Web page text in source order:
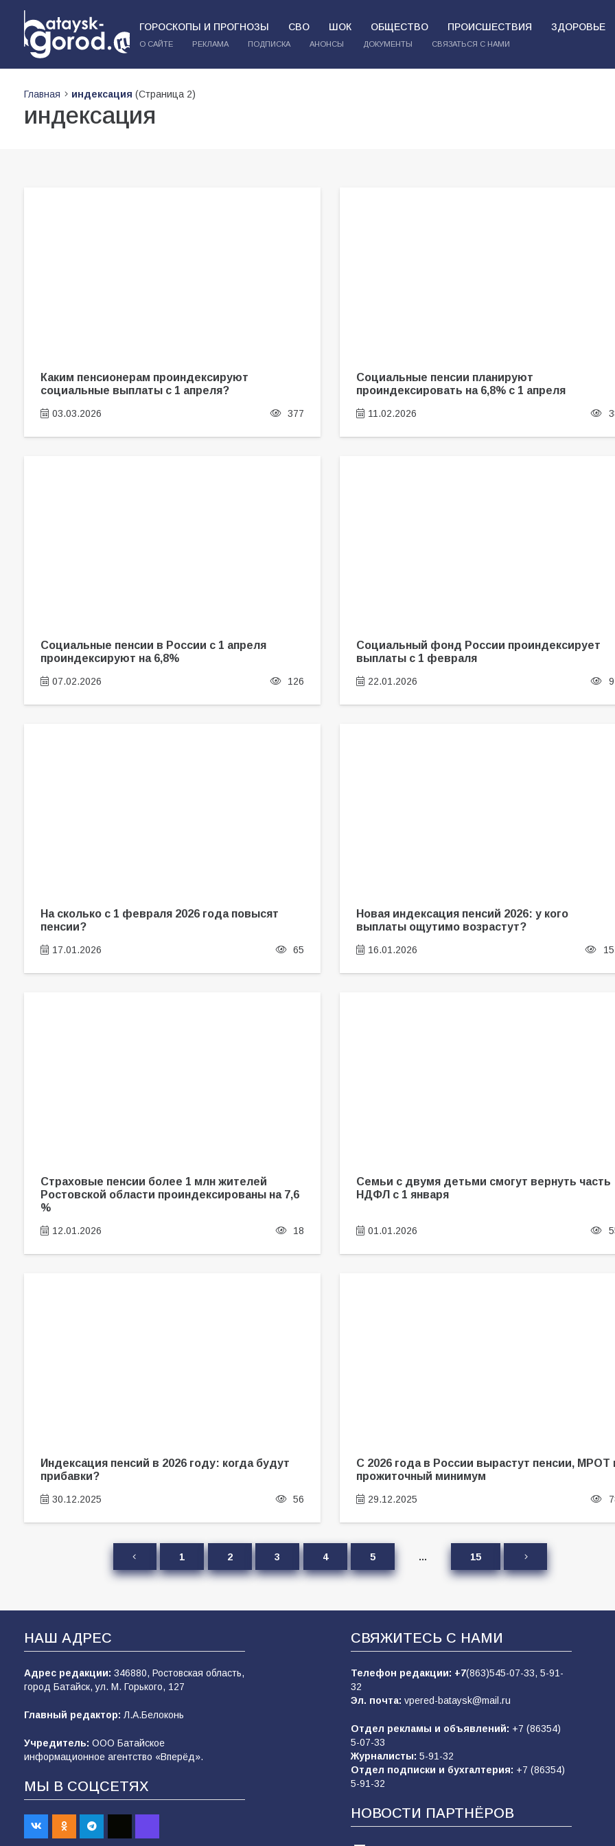
ГОРОСКОПЫ И ПРОГНОЗЫ СВО ШОК ОБЩЕСТВО ПРОИСШЕСТВИЯ ЗДОРОВЬЕ
О САЙТЕ РЕКЛАМА ПОДПИСКА АНОНСЫ ДОКУМЕНТЫ СВЯЗАТЬСЯ С НАМИ
Главная индексация (Страница 2)
индексация
Каким пенсионерам проиндексируют
социальные выплаты с 1 апреля?
03.03.2026 377
Социальные пенсии планируют
проиндексировать на 6,8% с 1 апреля
11.02.2026
Социальные пенсии в России с 1 апреля
проиндексируют на 6,8%
07.02.2026 126
Социальный фонд России проиндексирует
выплаты с 1 февраля
22.01.2026
На сколько с 1 февраля 2026 года повысят
пенсии?
17.01.2026 65
Новая индексация пенсий 2026: у кого
выплаты ощутимо возрастут?
16.01.2026
Cтраховые пенсии более 1 млн жителей
Ростовской области проиндексированы на 7,6
%
12.01.2026 18
Семьи с двумя детьми смогут вернуть часть
НДФЛ с 1 января
01.01.2026
Индексация пенсий в 2026 году: когда будут
прибавки?
30.12.2025 56
С 2026 года в России вырастут пенсии, МРОТ
прожиточный минимум
29.12.2025
1 2 3 4 5 … 15
НАШ АДРЕС
Адрес редакции: 346880, Ростовская область,
город Батайск, ул. М. Горького, 127
Главный редактор: Л.А.Белоконь
Учредитель: ООО Батайское
информационное агентство «Вперёд».
МЫ В СОЦСЕТЯХ
СВЯЖИТЕСЬ С НАМИ
Телефон редакции: +7(863)545-07-33, 5-91-
32
Эл. почта: vpered-bataysk@mail.ru
Отдел рекламы и объявлений: +7 (86354)
5-07-33
Журналисты: 5-91-32
Отдел подписки и бухгалтерия: +7 (86354)
5-91-32
НОВОСТИ ПАРТНЁРОВ